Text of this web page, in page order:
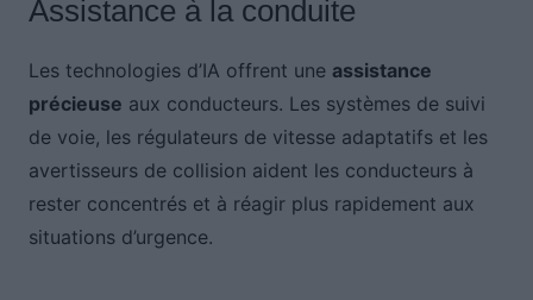
Assistance à la conduite
Les technologies d’IA offrent une assistance
précieuse aux conducteurs. Les systèmes de suivi
de voie, les régulateurs de vitesse adaptatifs et les
avertisseurs de collision aident les conducteurs à
rester concentrés et à réagir plus rapidement aux
situations d’urgence.